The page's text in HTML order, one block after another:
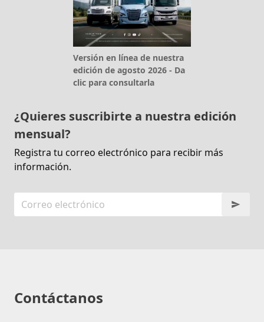
Versión en línea de nuestra
edición de agosto 2026 - Da
clic para consultarla
¿Quieres suscribirte a nuestra edición
mensual?
Registra tu correo electrónico para recibir más
información.
Contáctanos